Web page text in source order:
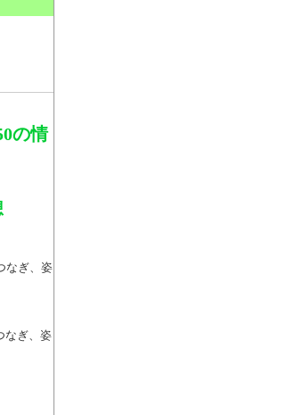
の情
なぎ、姿
なぎ、姿